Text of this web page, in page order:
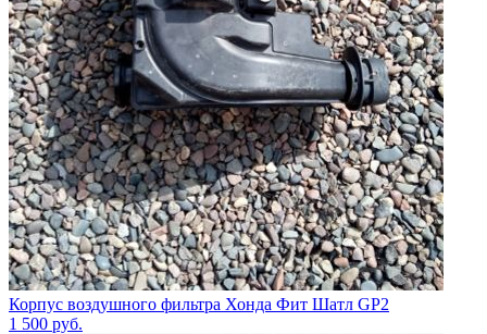
Корпус воздушного фильтра Хонда Фит Шатл GP2
1 500 руб.